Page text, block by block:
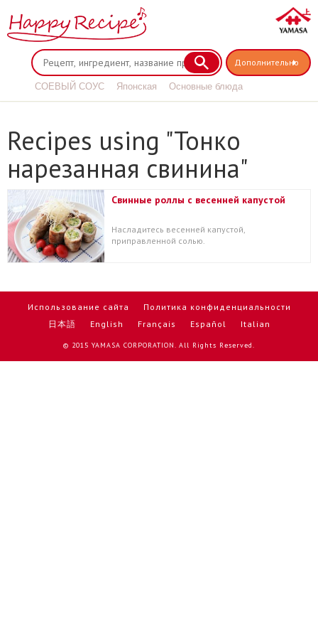
Дополнительно
СОЕВЫЙ СОУС Японская
Основные блюда
Recipes using "Тонко
нарезанная свинина"
Свинные роллы с весенней капустой
Насладитесь весенней капустой,
приправленной солью.
Использование сайта
Политика конфиденциальности
日本語
English Français Español Italian
© 2015 YAMASA CORPORATION. All Rights Reserved.